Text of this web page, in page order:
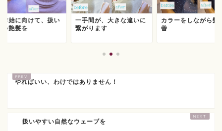
年始に向けて、扱い
い艶髪を
一手間が、大きな違いに
繋がります
カラーをしながら髪
善
やればいい、わけではありません！
扱いやすい自然なウェーブを